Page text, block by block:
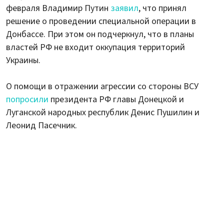
февраля Владимир Путин заявил, что принял
решение о проведении специальной операции в
Донбассе. При этом он подчеркнул, что в планы
властей РФ не входит оккупация территорий
Украины.
О помощи в отражении агрессии со стороны ВСУ
попросили президента РФ главы Донецкой и
Луганской народных республик Денис Пушилин и
Леонид Пасечник.